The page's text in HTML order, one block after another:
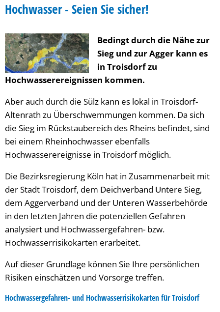
Hochwasserschutz
Hochwasser - Seien Sie sicher!
Bedingt durch die Nähe zur
Sieg und zur Agger kann es
in Troisdorf zu
Hochwasserereignissen kommen.
Aber auch durch die Sülz kann es lokal in Troisdorf-
Altenrath zu Überschwemmungen kommen. Da sich
die Sieg im Rückstaubereich des Rheins befindet, sind
bei einem Rheinhochwasser ebenfalls
Hochwasserereignisse in Troisdorf möglich.
Die Bezirksregierung Köln hat in Zusammenarbeit mit
der Stadt Troisdorf, dem Deichverband Untere Sieg,
dem Aggerverband und der Unteren Wasserbehörde
in den letzten Jahren die potenziellen Gefahren
analysiert und Hochwassergefahren- bzw.
Hochwasserrisikokarten erarbeitet.
Auf dieser Grundlage können Sie Ihre persönlichen
Risiken einschätzen und Vorsorge treffen.
Hochwassergefahren- und Hochwasserrisikokarten für Troisdorf